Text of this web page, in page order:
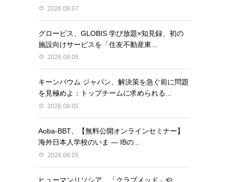
2026.08.07
グロービス、GLOBIS 学び放題×知見録、初の
施設向けサービスを「住友不動産東...
2026.08.05
キーンバウム ジャパン、解決策を急ぐ前に問題
を見極めよ：トップチームに求められる...
2026.08.05
Aoba-BBT、【無料公開オンラインセミナー】
海外日本人学校のいま ― IBの...
2026.08.05
ヒューマンリソシア、「クラブメッド」や